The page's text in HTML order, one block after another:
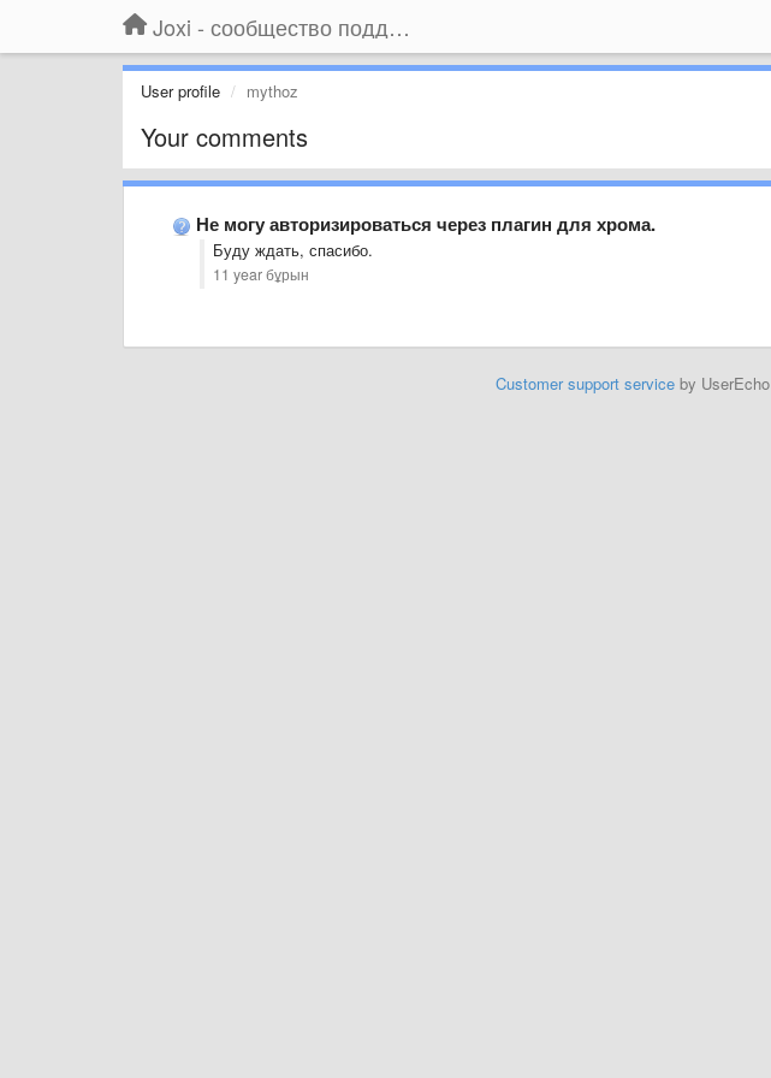
Joxi - сообщество поддержки
User profile mythoz
Your comments
Не могу авторизироваться через плагин для хрома.
Буду ждать, спасибо.
11 year бұрын
Customer support serviceby UserEcho